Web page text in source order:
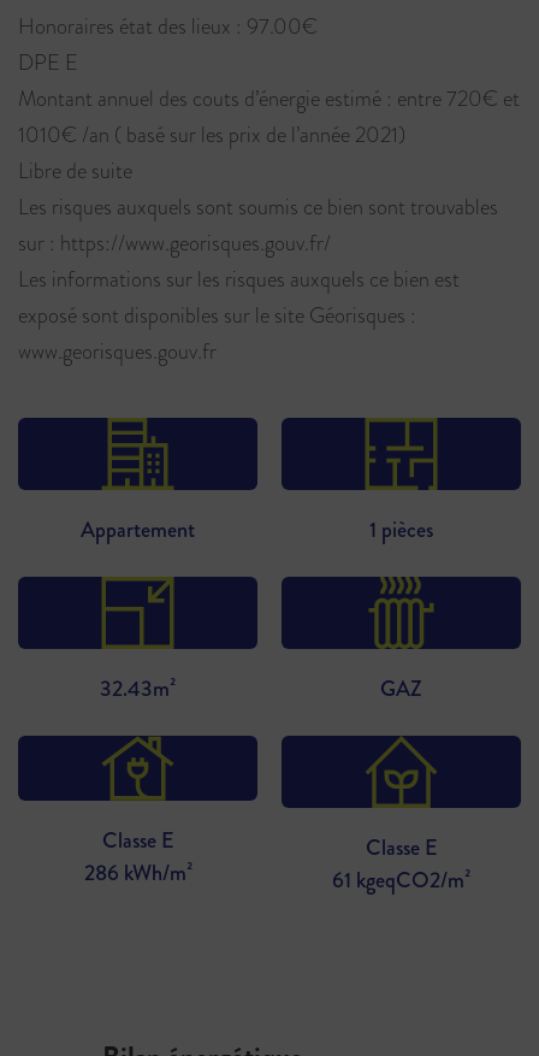
Honoraires état des lieux : 97.00€
DPE E
Montant annuel des couts d’énergie estimé : entre 720€ et
1010€ /an ( basé sur les prix de l’année 2021)
Libre de suite
Les risques auxquels sont soumis ce bien sont trouvables
sur : https://www.georisques.gouv.fr/
Les informations sur les risques auxquels ce bien est
exposé sont disponibles sur le site Géorisques :
www.georisques.gouv.fr
Appartement 1 pièces
32.43m² GAZ
Classe E
286 kWh/m²
Classe E
61 kgeqCO2/m²